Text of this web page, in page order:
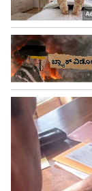
ನೀರು ಹಾಕುವ
ಕರೆಸಿ ₹ 4
ಕೊಡಿಸಿದ್ದು, ಆ
ವಿದ್ಯುತ್
ಸ್ಟೇಷನ್‌ಗಳನ್ನು
ತಾಲೂಕಿನಲ್ಲಿ
ಈ ಬಾರಿ
ಹೊಸದಾಗಿ
ಡಿಸಿಎಂ ಹಾಗೂ